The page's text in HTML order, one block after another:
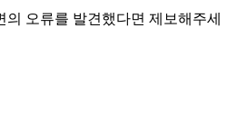
의 오류를 발견했다면 제보해주세